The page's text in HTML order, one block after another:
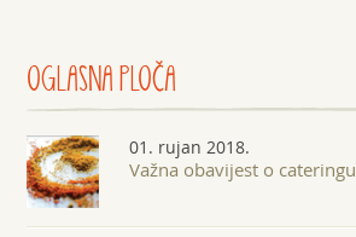
OGLASNA PLOČA
01. rujan 2018.
Važna obavijest o cateringu